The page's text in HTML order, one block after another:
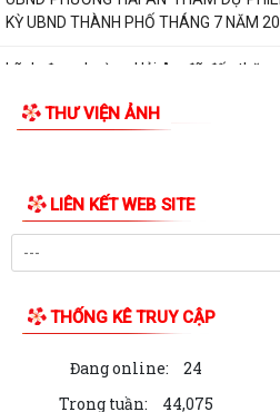
THÔNG BÁO KẾT QUẢ LỰA CHỌN TỔ
UBND PHƯỜNG HẢI AN THAM DỰ
Đồng chí Nguyễn Thị Thu, Bí thư Đảng
An chủ trì buổi tiếp công dân...
Thông báo đường dây nòng của
quyết tâm bứt phá hoàn thành...